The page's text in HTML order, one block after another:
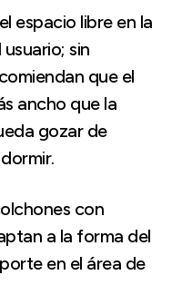
espacio libre en la
sin
que el
ancho que la
gozar de
con
a la forma del
en el área de